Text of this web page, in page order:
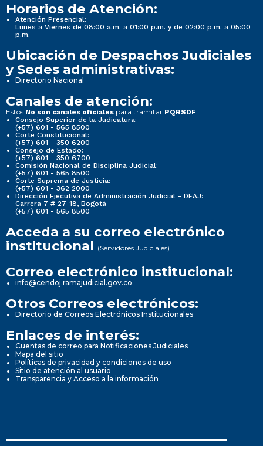
Horarios de Atención:
Atención Presencial:
Lunes a Viernes de 08:00 a.m. a 01:00 p.m. y de 02:00 p.m. a 05:00
p.m.
Ubicación de Despachos Judiciales
y Sedes administrativas:
Directorio Nacional
Canales de atención:
Estos No son canales oficiales para tramitar PQRSDF
Consejo Superior de la Judicatura:
(+57) 601 - 565 8500
Corte Constitucional:
(+57) 601 - 350 6200
Consejo de Estado:
(+57) 601 - 350 6700
Comisión Nacional de Disciplina Judicial:
(+57) 601 - 565 8500
Corte Suprema de Justicia:
(+57) 601 - 362 2000
Dirección Ejecutiva de Administración Judicial - DEAJ:
Carrera 7 # 27-18, Bogotá
(+57) 601 - 565 8500
Acceda a su correo electrónico
institucional (Servidores Judiciales)
Correo electrónico institucional:
info@cendoj.ramajudicial.gov.co
Otros Correos electrónicos:
Directorio de Correos Electrónicos Institucionales
Enlaces de interés:
Cuentas de correo para Notificaciones Judiciales
Mapa del sitio
Políticas de privacidad y condiciones de uso
Sitio de atención al usuario
Transparencia y Acceso a la información